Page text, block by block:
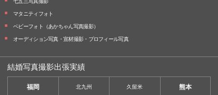
マタニティフォト
ベビーフォト （あかちゃん写真撮影）
オーディション写真・ 宣材撮影・ プロフィール写真
結婚写真撮影出張実績
福岡 北九州 久留米 熊本